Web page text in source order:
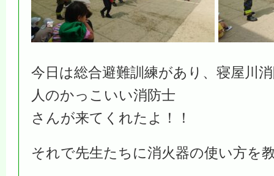
今日は総合避難訓練があり、寝屋川
人のかっこいい消防士
さんが来てくれたよ！！
それで先生たちに消火器の使い方を